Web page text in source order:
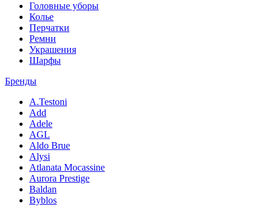
Головные уборы
Колье
Перчатки
Ремни
Украшения
Шарфы
Бренды
A.Testoni
Add
Adele
AGL
Aldo Brue
Alysi
Atlanata Mocassine
Aurora Prestige
Baldan
Byblos